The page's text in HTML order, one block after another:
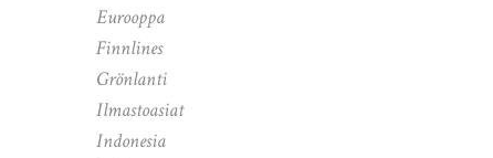
Eurooppa
Finnlines
Grönlanti
Ilmastoasiat
Indonesia